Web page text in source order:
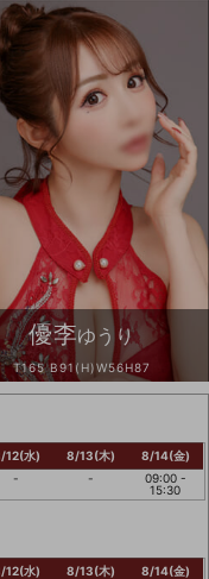
優李ゆうり
T165 B91(H)W56H87
12(水)
-
8/13(木)
-
8/14(金)
09:00 -
15:30
12(水)
8/13(木)
8/14(金)